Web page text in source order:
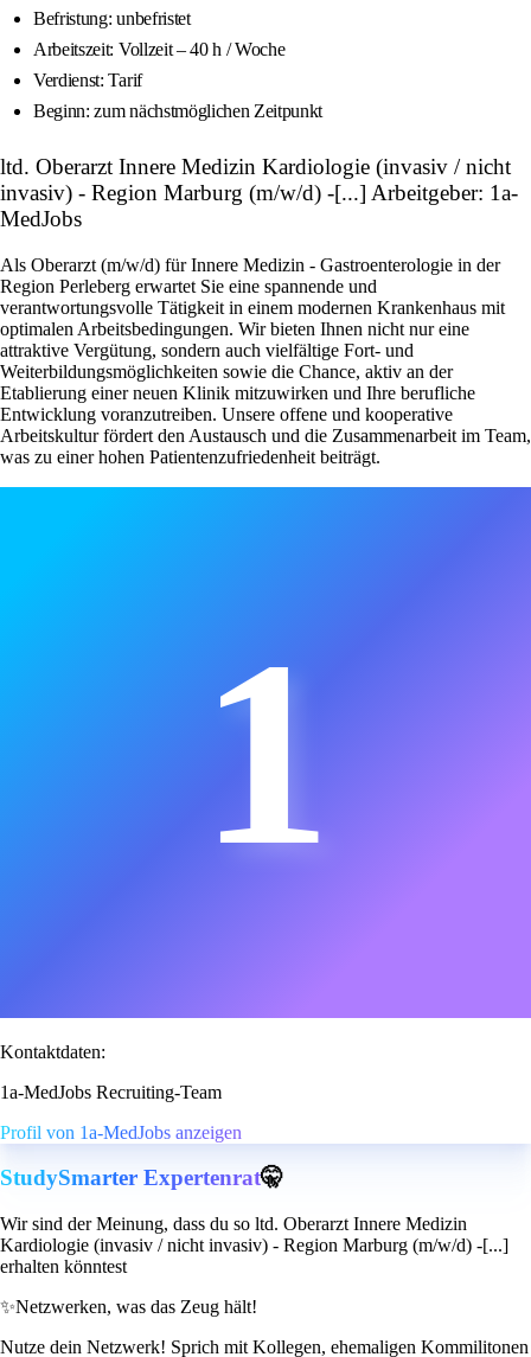
Befristung: unbefristet
Arbeitszeit: Vollzeit – 40 h / Woche
Verdienst: Tarif
Beginn: zum nächstmöglichen Zeitpunkt
ltd. Oberarzt Innere Medizin Kardiologie (invasiv / nicht
invasiv) - Region Marburg (m/w/d) -[...] Arbeitgeber: 1a-
MedJobs
Als Oberarzt (m/w/d) für Innere Medizin - Gastroenterologie in der
Region Perleberg erwartet Sie eine spannende und
verantwortungsvolle Tätigkeit in einem modernen Krankenhaus mit
optimalen Arbeitsbedingungen. Wir bieten Ihnen nicht nur eine
attraktive Vergütung, sondern auch vielfältige Fort- und
Weiterbildungsmöglichkeiten sowie die Chance, aktiv an der
Etablierung einer neuen Klinik mitzuwirken und Ihre berufliche
Entwicklung voranzutreiben. Unsere offene und kooperative
Arbeitskultur fördert den Austausch und die Zusammenarbeit im Team,
was zu einer hohen Patientenzufriedenheit beiträgt.
1
Kontaktdaten:
1a-MedJobs Recruiting-Team
Profil von 1a-MedJobs anzeigen
StudySmarter Expertenrat🤫
Wir sind der Meinung, dass du so ltd. Oberarzt Innere Medizin
Kardiologie (invasiv / nicht invasiv) - Region Marburg (m/w/d) -[...]
erhalten könntest
✨Netzwerken, was das Zeug hält!
Nutze dein Netzwerk! Sprich mit Kollegen, ehemaligen Kommilitonen